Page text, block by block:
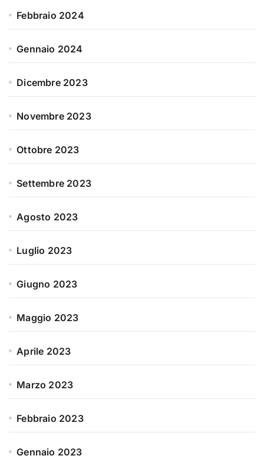
Febbraio 2024
Gennaio 2024
Dicembre 2023
Novembre 2023
Ottobre 2023
Settembre 2023
Agosto 2023
Luglio 2023
Giugno 2023
Maggio 2023
Aprile 2023
Marzo 2023
Febbraio 2023
Gennaio 2023